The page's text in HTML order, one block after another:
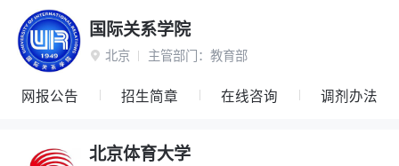
国际关系学院
 北京 主管部门： 教育部
网报公告 招生简章 在线咨询 调剂办法
北京体育大学